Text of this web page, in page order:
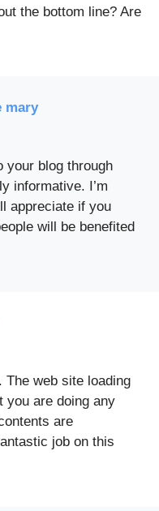
the bottom line? Are
mary
your blog through
informative. I’m
appreciate if you
will be benefited
The web site loading
you are doing any
are
job on this